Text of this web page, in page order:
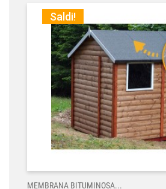
Saldi!
MEMBRANA BITUMINOSA...